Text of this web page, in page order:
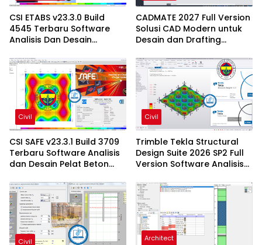
CSI ETABS v23.3.0 Build
4545 Terbaru Software
Analisis Dan Desain
Profesional
CADMATE 2027 Full Version
Solusi CAD Modern untuk
Desain dan Drafting
Civil
CSI SAFE v23.3.1 Build 3709
Terbaru Software Analisis
dan Desain Pelat Beton
Civil
Trimble Tekla Structural
Design Suite 2026 SP2 Full
Version Software Analisis
Civil Architect